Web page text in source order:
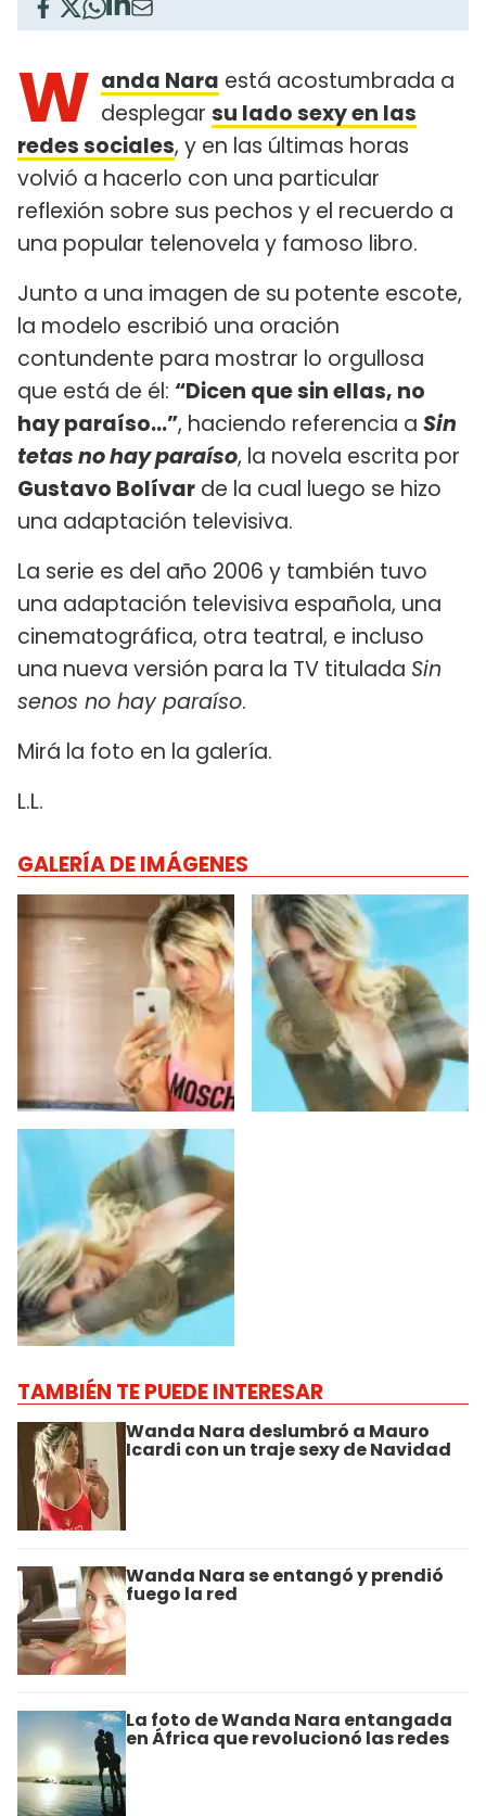
W anda Nara está acostumbrada a
desplegar su lado sexy en las
redes sociales, y en las últimas horas
volvió a hacerlo con una particular
reflexión sobre sus pechos y el recuerdo a
una popular telenovela y famoso libro.
Junto a una imagen de su potente escote,
la modelo escribió una oración
contundente para mostrar lo orgullosa
que está de él: “Dicen que sin ellas, no
hay paraíso…”, haciendo referencia a Sin
tetas no hay paraíso, la novela escrita por
Gustavo Bolívar de la cual luego se hizo
una adaptación televisiva.
La serie es del año 2006 y también tuvo
una adaptación televisiva española, una
cinematográfica, otra teatral, e incluso
una nueva versión para la TV titulada Sin
senos no hay paraíso.
Mirá la foto en la galería.
L.L.
GALERÍA DE IMÁGENES
TAMBIÉN TE PUEDE INTERESAR
Wanda Nara deslumbró a Mauro
Icardi con un traje sexy de Navidad
Wanda Nara se entangó y prendió
fuego la red
La foto de Wanda Nara entangada
en África que revolucionó las redes